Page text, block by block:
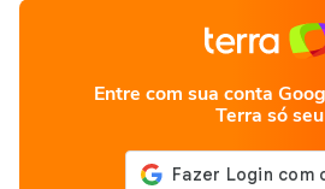
Entre com sua conta
Terra só seu